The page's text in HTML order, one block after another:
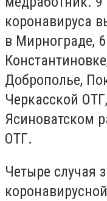
коронавируса
в Мирнограде,
Доброполье,
Черкасской
Ясиноватском
ОТГ.
Четыре случая